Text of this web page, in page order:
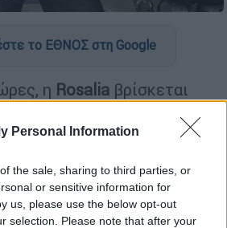
Personal Information
the sale, sharing to third parties, or
or sensitive information for
us, please use the below opt-out
selection. Please note that after your
το ΕΘΝΟΣ στη Google
η Rosalia βρίσκεται
Νερού. Η Ισπανίδα
πρωτεύουσα και
διαδικτυακό κοινό της